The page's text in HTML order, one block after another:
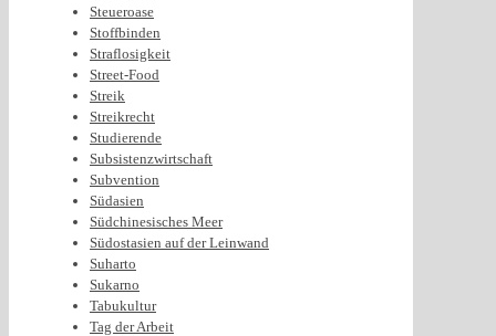
Steueroase
Stoffbinden
Straflosigkeit
Street-Food
Streik
Streikrecht
Studierende
Subsistenzwirtschaft
Subvention
Südasien
Südchinesisches Meer
Südostasien auf der Leinwand
Suharto
Sukarno
Tabukultur
Tag der Arbeit